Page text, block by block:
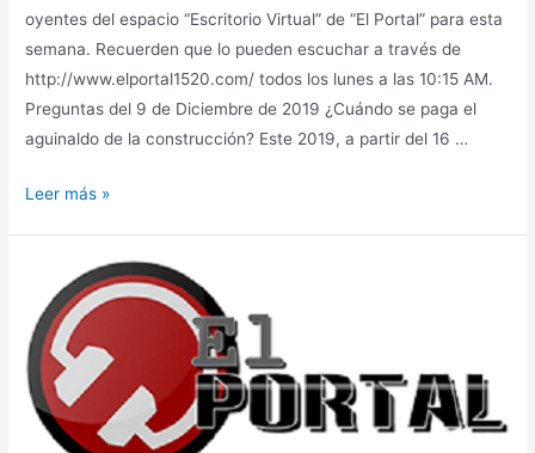
oyentes del espacio “Escritorio Virtual” de “El Portal” para esta
semana. Recuerden que lo pueden escuchar a través de
http://www.elportal1520.com/ todos los lunes a las 10:15 AM.
Preguntas del 9 de Diciembre de 2019 ¿Cuándo se paga el
aguinaldo de la construcción? Este 2019, a partir del 16 …
Escritorio
Portal
–
2019
–
Programa
Leer más »